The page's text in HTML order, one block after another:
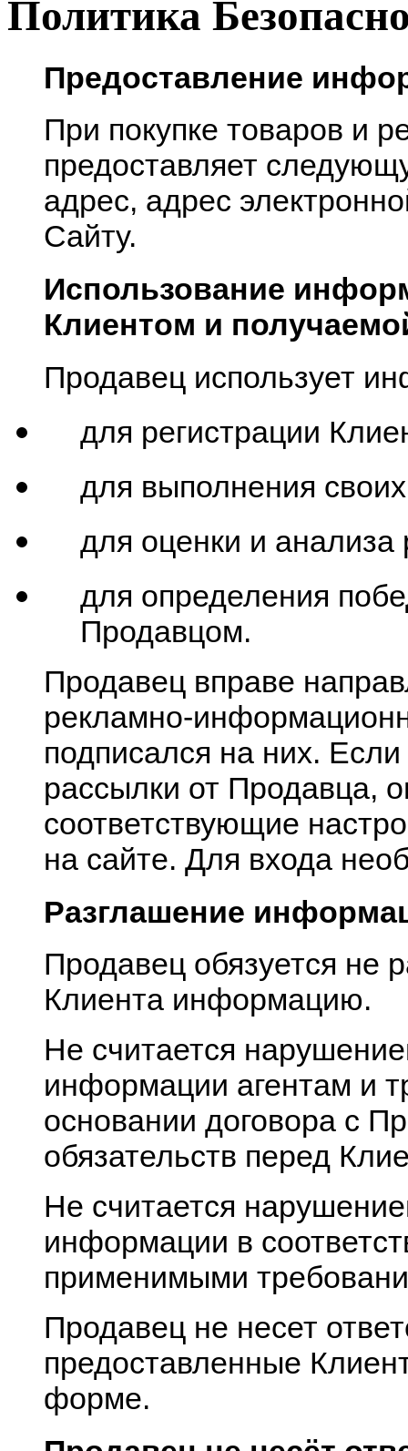
Политика
Предоставление
При покупке товаров и
предоставляет
адрес, адрес
Сайту.
Использование
Клиентом и
Продавец использует
для регистрации
для выполнения
для оценки и
для определения
Продавцом.
Продавец вправе
рекламно-
подписался на них.
рассылки от Продавца,
соответствующие
на сайте. Для входа
Разглашение
Продавец обязуется не
Клиента информацию.
Не считается
информации агентам и
основании договора с
обязательств перед
Не считается
информации в
применимыми
Продавец не несет
предоставленные
форме.